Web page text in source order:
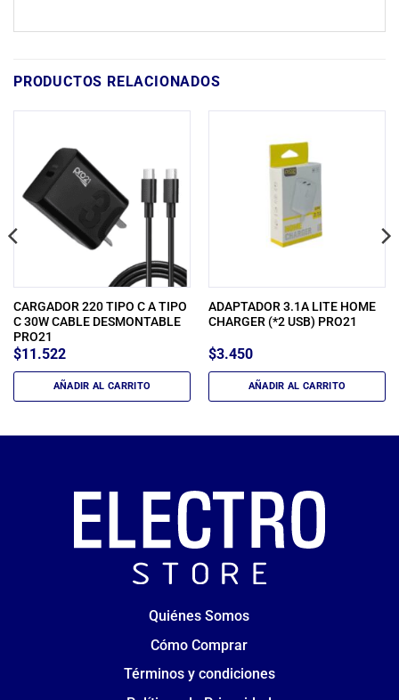
PRODUCTOS RELACIONADOS
CARGADOR 220 TIPO C A TIPO
C 30W CABLE DESMONTABLE
PRO21
$11.522
AÑADIR AL CARRITO
ADAPTADOR 3.1A LITE HOME
CHARGER (*2 USB) PRO21
$3.450
AÑADIR AL CARRITO
Quiénes Somos
Cómo Comprar
Términos y condiciones